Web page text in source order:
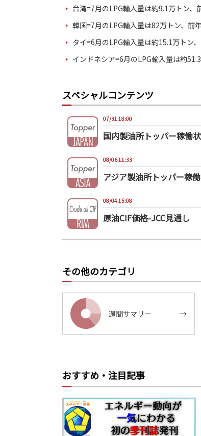
台湾=7月のLPG輸入量は約9.1万トン、
韓国=7月のLPG輸入量は82万トン、前
タイ=6月のLPG輸入量は約15.1万トン
インドネシア=6月のLPG輸入量は約
スペシャルコンテンツ
07/31 18:00
国内製油所トッパー稼働
08/06 11:33
アジア製油所トッパー稼
08/04 15:08
原油CIF価格-JCC見通し
その他のカテゴリ
週間サマリー →
おすすめ・注目記事